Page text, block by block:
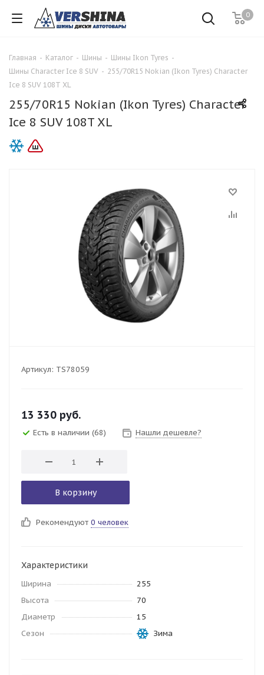
0
Главная - Каталог - Шины - Шины Ikon Tyres -
Шины Character Ice 8 SUV - 255/70R15 Nokian (Ikon Tyres) Character
Ice 8 SUV 108T XL
255/70R15 Nokian (Ikon Tyres) Character
Ice 8 SUV 108T XL
Артикул: TS78059
13 330 руб.
Есть в наличии (68) Нашли дешевле?
В корзину
Рекомендуют 0 человек
Характеристики
Ширина
255
Высота
70
Диаметр
15
Сезон
Зима